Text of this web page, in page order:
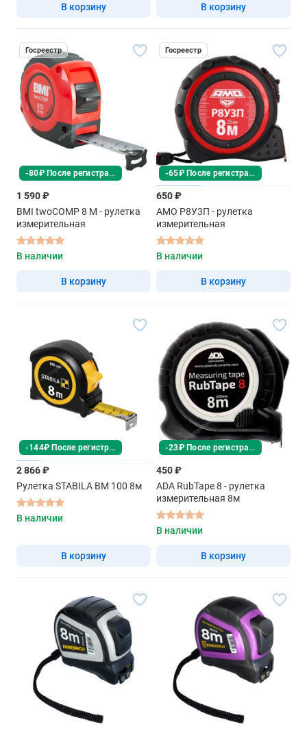
В корзину В корзину
Госреестр
-80₽ После регистрации
1 590 ₽
BMI twoCOMP 8 M - рулетка
измерительная
В наличии
В корзину
Госреестр
-65₽ После регистрации
650 ₽
AMO Р8У3П - рулетка
измерительная
В наличии
В корзину
-144₽ После регистрации
2 866 ₽
Рулетка STABILA BM 100 8м
В наличии
В корзину
-23₽ После регистрации
450 ₽
ADA RubTape 8 - рулетка
измерительная 8м
В наличии
В корзину